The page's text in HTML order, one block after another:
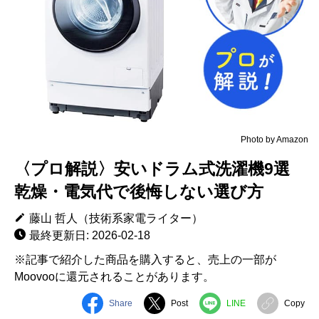
Photo by Amazon
〈プロ解説〉安いドラム式洗濯機9選
乾燥・電気代で後悔しない選び方
藤山 哲人（技術系家電ライター）
最終更新日: 2026-02-18
※記事で紹介した商品を購入すると、売上の一部が
Moovooに還元されることがあります。
Share Post LINE Copy